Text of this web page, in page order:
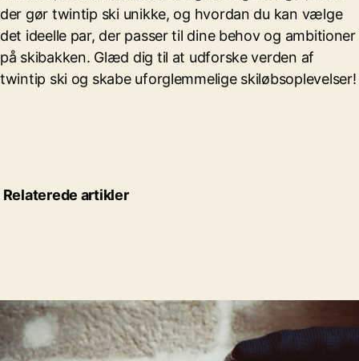
der gør twintip ski unikke, og hvordan du kan vælge
det ideelle par, der passer til dine behov og ambitioner
på skibakken. Glæd dig til at udforske verden af
twintip ski og skabe uforglemmelige skiløbsoplevelser!
Relaterede artikler